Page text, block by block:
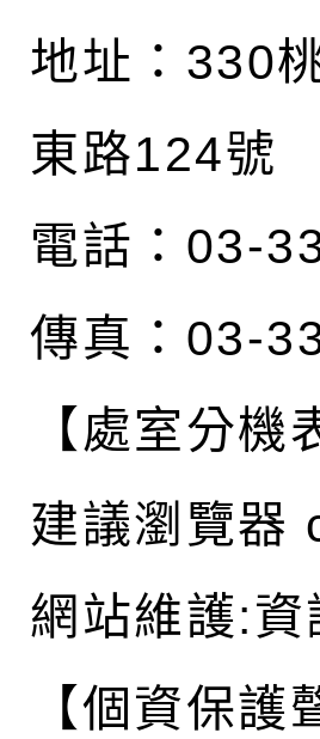
地址： 330
東路124號
電話：03-
傳真：03-
【處室分機
建議瀏覽器
網站維護:資
【個資保護